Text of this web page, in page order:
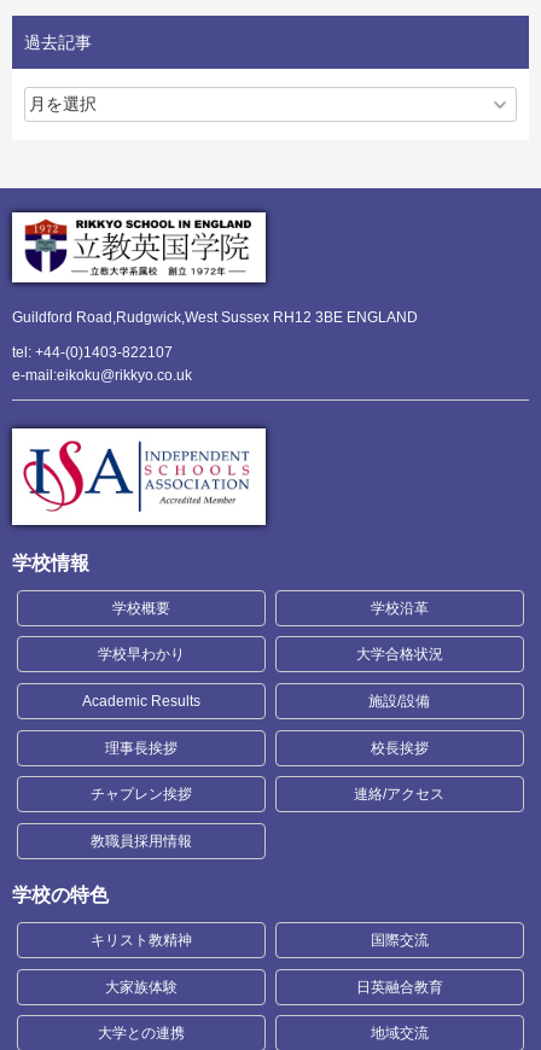
過去記事
Guildford Road,Rudgwick,West Sussex RH12 3BE ENGLAND
tel: +44-(0)1403-822107
e-mail:eikoku@rikkyo.co.uk
学校情報
学校概要 学校沿革
学校早わかり 大学合格状況
Academic Results 施設/設備
理事長挨拶 校長挨拶
チャプレン挨拶 連絡/アクセス
教職員採用情報
学校の特色
キリスト教精神 国際交流
大家族体験 日英融合教育
大学との連携 地域交流